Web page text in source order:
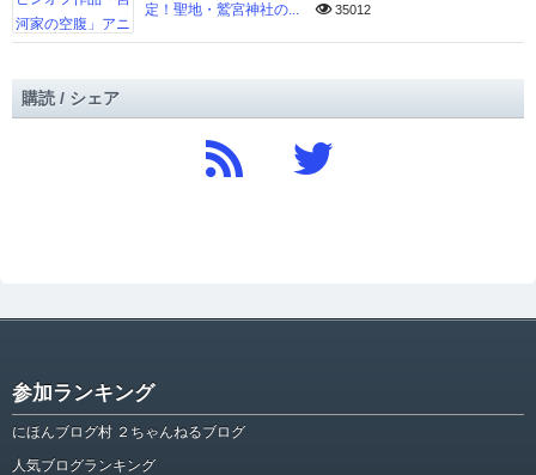
定！聖地・鷲宮神社の...
35012
購読 / シェア
参加ランキング
にほんブログ村 ２ちゃんねるブログ
人気ブログランキング